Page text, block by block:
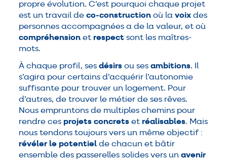
propre évolution. C’est pourquoi chaque projet
est un travail deco-construction où lavoix des
personnes accompagnées a de la valeur, et où
compréhension et respect sont les maîtres-
mots.
À chaque profil, sesdésirs ou sesambitions. Il
s’agira pour certains d’acquérir l’autonomie
suffisante pour trouver un logement. Pour
d’autres, de trouver le métier de ses rêves.
Nous empruntons de multiples chemins pour
rendre ces projets concrets et réalisables. Mais
nous tendons toujours vers un même objectif :
révéler le potentiel de chacun et bâtir
ensemble des passerelles solides vers unavenir